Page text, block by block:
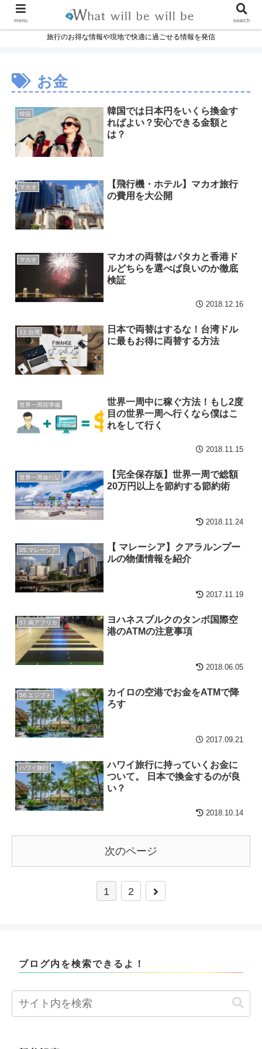
旅行のお得な情報や現地で快適に過ごせる情報を発信
お金
韓国
韓国では日本円をいくら換金す
ればよい？安心できる金額と
は？
マカオ
【飛行機・ホテル】マカオ旅行
の費用を大公開
マカオ
マカオの両替はパタカと香港ド
ルどちらを選べば良いのか徹底
検証
2018.12.16
13.台湾
日本で両替はするな！台湾ドル
に最もお得に両替する方法
世界一周前準備
世界一周中に稼ぐ方法！もし2度
目の世界一周へ行くなら僕はこ
れをして行く
2018.11.15
世界一周旅行記
【完全保存版】世界一周で総額
20万円以上を節約する節約術
2018.11.24
05.マレーシア
【 マレーシア】クアラルンプー
ルの物価情報を紹介
2017.11.19
57.南アフリカ
ヨハネスブルクのタンボ国際空
港のATMの注意事項
2018.06.05
56.エジプト
カイロの空港でお金をATMで降
ろす
2017.09.21
ハワイ旅行
ハワイ旅行に持っていくお金に
ついて。 日本で換金するのが良
い？
2018.10.14
次のページ
1 2
ブログ内を検索できるよ！
menu search